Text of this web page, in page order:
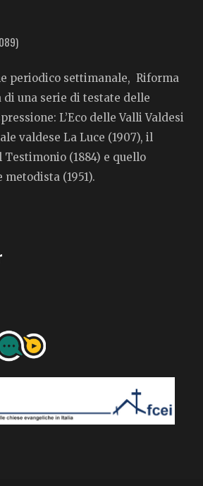
periodico settimanale, Riforma
di una serie di testate delle
L’Eco delle Valli Valdesi
valdese La Luce (1907), il
(1884) e quello
metodista (1951).